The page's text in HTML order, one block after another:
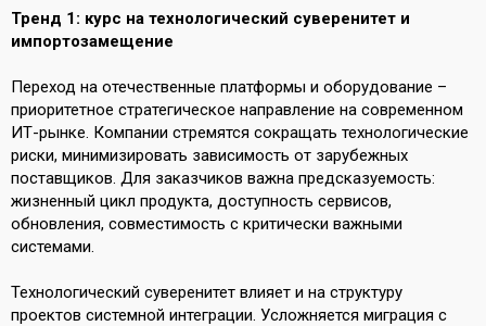
Тренд 1: курс на технологический суверенитет и
импортозамещение
Переход на отечественные платформы и оборудование –
приоритетное стратегическое направление на современном
ИТ-рынке. Компании стремятся сокращать технологические
риски, минимизировать зависимость от зарубежных
поставщиков. Для заказчиков важна предсказуемость:
жизненный цикл продукта, доступность сервисов,
обновления, совместимость с критически важными
системами.
Технологический суверенитет влияет и на структуру
проектов системной интеграции. Усложняется миграция с